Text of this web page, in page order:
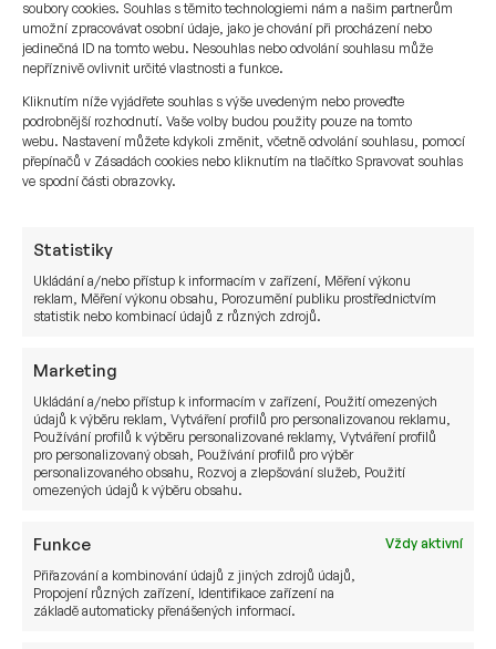
soubory cookies. Souhlas s těmito technologiemi nám a našim partnerům
umožní zpracovávat osobní údaje, jako je chování při procházení nebo
jedinečná ID na tomto webu. Nesouhlas nebo odvolání souhlasu může
nepříznivě ovlivnit určité vlastnosti a funkce.
Kliknutím níže vyjádřete souhlas s výše uvedeným nebo proveďte
podrobnější rozhodnutí. Vaše volby budou použity pouze na tomto
webu. Nastavení můžete kdykoli změnit, včetně odvolání souhlasu, pomocí
přepínačů v Zásadách cookies nebo kliknutím na tlačítko Spravovat souhlas
ve spodní části obrazovky.
Statistiky
Ukládání a/nebo přístup k informacím v zařízení, Měření výkonu
reklam, Měření výkonu obsahu, Porozumění publiku prostřednictvím
statistik nebo kombinací údajů z různých zdrojů.
Marketing
Ukládání a/nebo přístup k informacím v zařízení, Použití omezených
údajů k výběru reklam, Vytváření profilů pro personalizovanou reklamu,
Používání profilů k výběru personalizované reklamy, Vytváření profilů
pro personalizovaný obsah, Používání profilů pro výběr
personalizovaného obsahu, Rozvoj a zlepšování služeb, Použití
omezených údajů k výběru obsahu.
Funkce
Vždy aktivní
Přiřazování a kombinování údajů z jiných zdrojů údajů,
Propojení různých zařízení, Identifikace zařízení na
základě automaticky přenášených informací.
a souvisejících podpůrných odvětvích.
Z obnovených inovací v obranném sektoru mohou
Výroba, dodavatelské řetězce a logistika
Využití umělé inteligence pro prediktivní
údržbu, řízení zásob a automatizaci může
a dodavatelských řetězců. To se projeví
například v inteligentních továrnách,
pokročilé optimalizaci procesů nebo lepším
Doprava
Vojenský vývoj autonomních vozidel,
bezpilotních letounů a robotiky
pravděpodobně urychlí rozvoj technologií
autonomního řízení i v civilním sektoru.
Přispěje také k efektivnějším systémům
Kybernetická bezpečnost
Obranný sektor klade rostoucí důraz na
detekci hrozeb a kybernetickou obranu